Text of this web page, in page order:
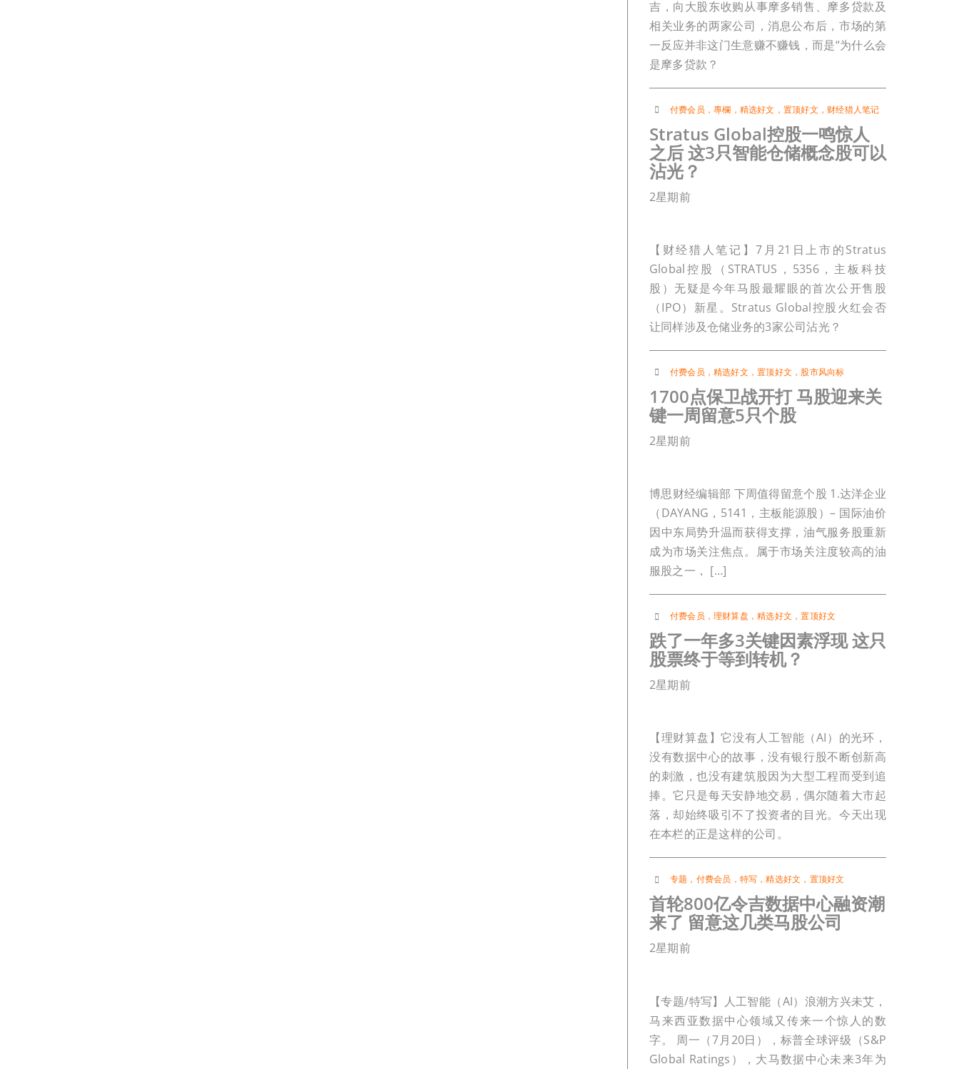
吉，向大股东收购从事摩多销售、摩多贷款及
相关业务的两家公司，消息公布后，市场的第
一反应并非这门生意赚不赚钱，而是“为什么会
是摩多贷款？
付费会员 ，專欄 ， 精选好文 ， 置顶好文 ， 财经猎人笔记
Stratus Global控股一鸣惊人
之后 这3只智能仓储概念股可以
沾光？
2星期前
【财经猎人笔记】7月21日上市的Stratus
Global控股（STRATUS，5356，主板科技
股）无疑是今年马股最耀眼的首次公开售股
（IPO）新星。Stratus Global控股火红会否
让同样涉及仓储业务的3家公司沾光？
付费会员 ，精选好文 ，置顶好文 ， 股市风向标
1700点保卫战开打 马股迎来关
键一周留意5只个股
2星期前
博思财经编辑部 下周值得留意个股 1.达洋企业
（DAYANG，5141，主板能源股）– 国际油价
因中东局势升温而获得支撑，油气服务股重新
成为市场关注焦点。属于市场关注度较高的油
服股之一， […]
付费会员 ，理财算盘 ，精选好文 ，置顶好文
跌了一年多3关键因素浮现 这只
股票终于等到转机？
2星期前
【理财算盘】它没有人工智能（AI）的光环，
没有数据中心的故事，没有银行股不断创新高
的刺激，也没有建筑股因为大型工程而受到追
捧。它只是每天安静地交易，偶尔随着大市起
落，却始终吸引不了投资者的目光。今天出现
在本栏的正是这样的公司。
专题 ， 付费会员 ， 特写 ，精选好文 ， 置顶好文
首轮800亿令吉数据中心融资潮
来了 留意这几类马股公司
2星期前
【专题/特写】人工智能（AI）浪潮方兴未艾，
马来西亚数据中心领域又传来一个惊人的数
字。 周一（7月20日），标普全球评级（S&P
Global Ratings），大马数据中心未来3年为